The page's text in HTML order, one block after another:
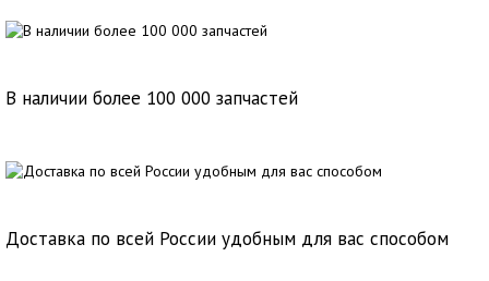
В наличии более 100 000 запчастей
Доставка по всей России удобным для вас способом